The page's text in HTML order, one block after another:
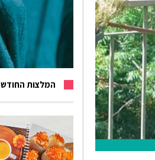
המלצות החודש